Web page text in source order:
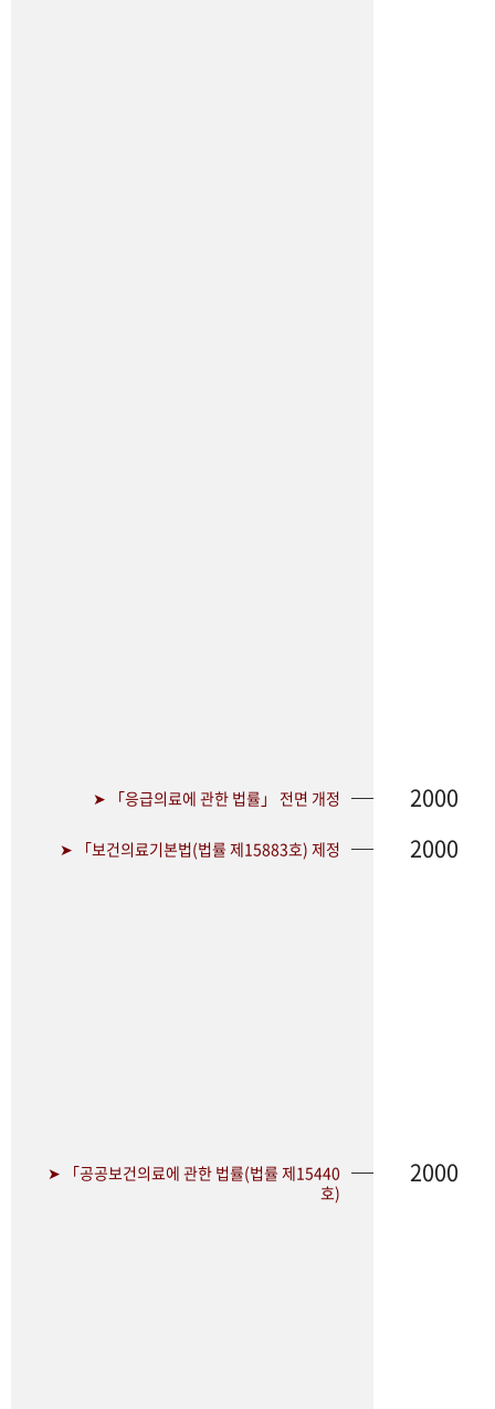
➤ 「응급의료에 관한 법률」 전면 개정 2000
➤ 「보건의료기본법(법률 제15883호) 제정 2000
➤ 「공공보건의료에 관한 법률(법률 제15440
호)
2000